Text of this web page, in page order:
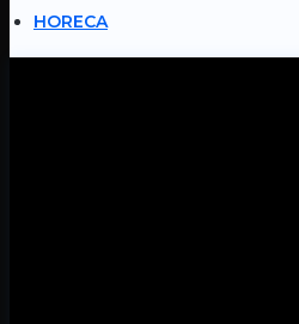
HORECA